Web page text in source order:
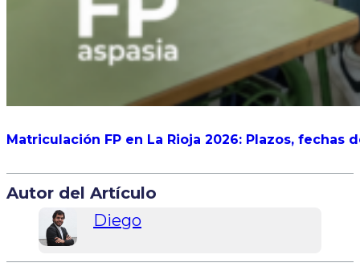
Matriculación FP en La Rioja 2026: Plazos,
Autor del Artículo
Diego